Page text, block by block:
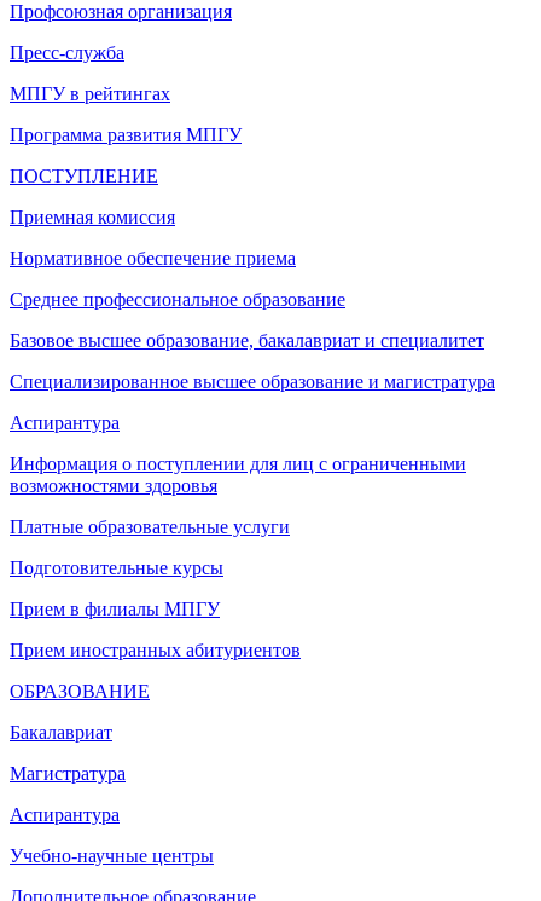
Профсоюзная организация
Пресс-служба
МПГУ в рейтингах
Программа развития МПГУ
ПОСТУПЛЕНИЕ
Приемная комиссия
Нормативное обеспечение приема
Среднее профессиональное образование
Базовое высшее образование, бакалавриат и специалитет
Специализированное высшее образование и магистратура
Аспирантура
Информация о поступлении для лиц с ограниченными
возможностями здоровья
Платные образовательные услуги
Подготовительные курсы
Прием в филиалы МПГУ
Прием иностранных абитуриентов
ОБРАЗОВАНИЕ
Бакалавриат
Магистратура
Аспирантура
Учебно-научные центры
Дополнительное образование